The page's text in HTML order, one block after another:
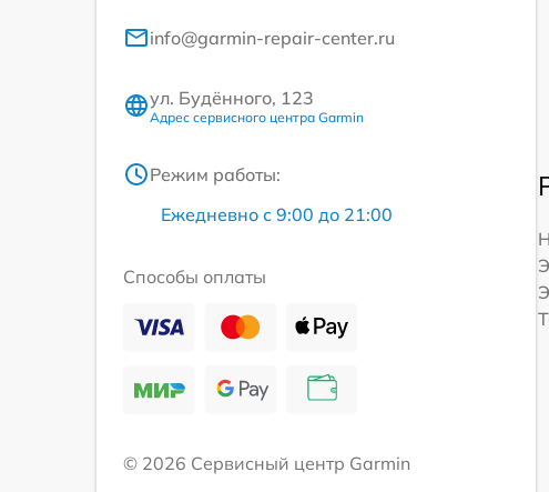
info@garmin-repair-center.ru
ул. Будённого, 123
Адрес сервисного центра Garmin
Режим работы:
Ежедневно с 9:00 до 21:00
Способы оплаты
© 2026 Сервисный центр Garmin